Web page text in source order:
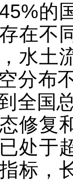
的
在不
水土
分布
全国
修复
处于
标，